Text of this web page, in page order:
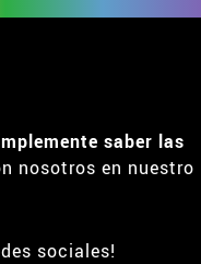
saber las
nosotros en nuestro
sociales!